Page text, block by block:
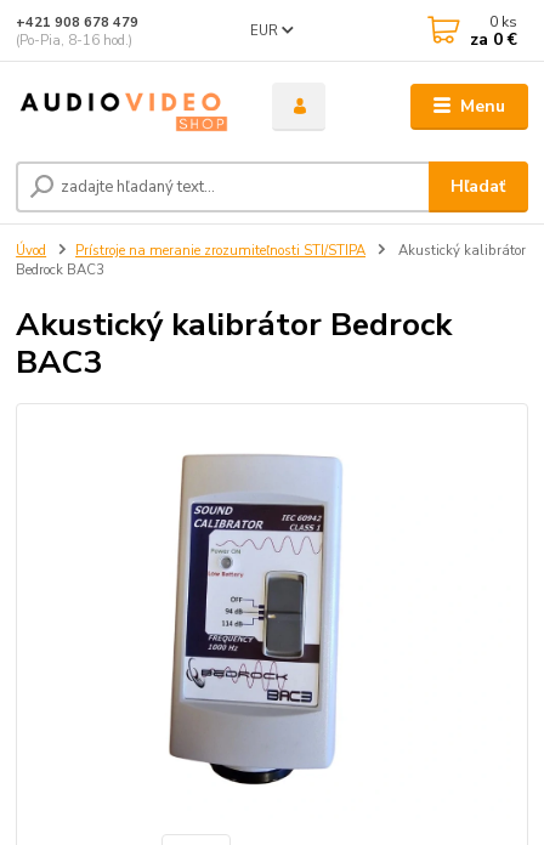
Menu
EUR
Hľadať
+421 908 678 479
(Po-Pia, 8-16 hod.)
0 ks
za 0 €
Úvod Prístroje na meranie zrozumiteľnosti STI/STIPA
Akustický kalibrátor
Bedrock BAC3
Akustický kalibrátor Bedrock
BAC3